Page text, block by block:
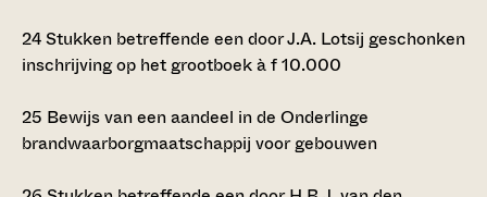
24Stukken betreffende een door J.A. Lotsij geschonken
inschrijving op het grootboek àf10.000
25 Bewijs van een aandeel in de Onderlinge
brandwaarborgmaatschappij voor gebouwen